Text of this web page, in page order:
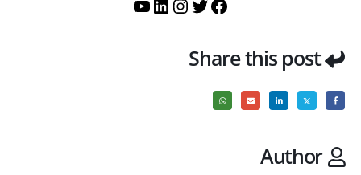
Share this post
Author